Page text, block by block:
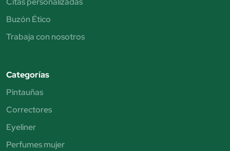
Buzón Ético
Trabaja con nosotros
Categorías
Pintauñas
Correctores
Eyeliner
Perfumes mujer